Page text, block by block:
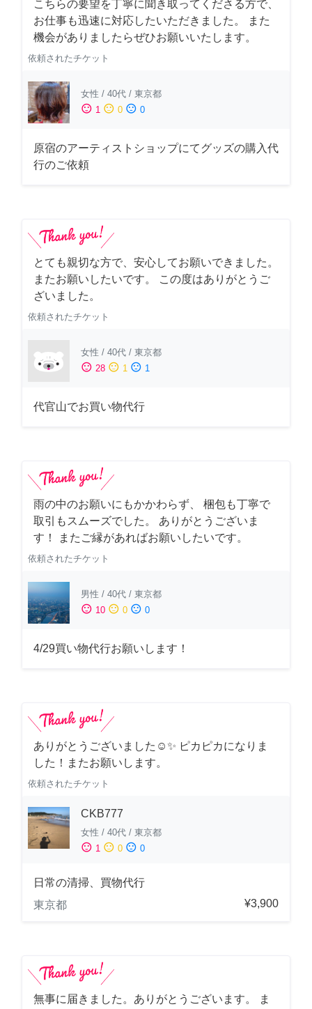
こちらの要望を丁寧に聞き取ってくださる方で、
お仕事も迅速に対応したいただきました。 また
機会がありましたらぜひお願いいたします。
依頼されたチケット
女性 / 40代 / 東京都
sentiment_satisfied 1 sentiment_neutral 0 sentiment_dissatisfied 0
原宿のアーティストショップにてグッズの購入代
行のご依頼
とても親切な方で、安心してお願いできました。
またお願いしたいです。 この度はありがとうご
ざいました。
依頼されたチケット
女性 / 40代 / 東京都
sentiment_satisfied 28 sentiment_neutral 1 sentiment_dissatisfied 1
代官山でお買い物代行
雨の中のお願いにもかかわらず、 梱包も丁寧で
取引もスムーズでした。 ありがとうございま
す！ またご縁があればお願いしたいです。
依頼されたチケット
男性 / 40代 / 東京都
sentiment_satisfied 10 sentiment_neutral 0 sentiment_dissatisfied 0
4/29買い物代行お願いします！
ありがとうございました☺️✨ ピカピカになりま
した！またお願いします。
依頼されたチケット
CKB777
女性 / 40代 / 東京都
sentiment_satisfied 1 sentiment_neutral 0 sentiment_dissatisfied 0
日常の清掃、買物代行
東京都
¥3,900
無事に届きました。ありがとうございます。 ま